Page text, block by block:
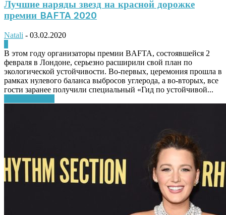
Лучшие наряды звезд на красной дорожке
премии BAFTA 2020
Natali - 03.02.2020
В этом году организаторы премии BAFTA, состоявшейся 2
февраля в Лондоне, серьезно расширили свой план по
экологической устойчивости. Во-первых, церемония прошла в
рамках нулевого баланса выбросов углерода, а во-вторых, все
гости заранее получили специальный «Гид по устойчивой...